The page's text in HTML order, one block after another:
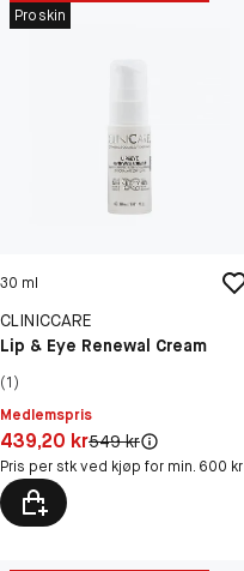
Proskin
30 ml
CLINICCARE
Lip & Eye Renewal Cream
(1)
Medlemspris
Pris: 439,20 kr
439,20 krOriginal pris:
549 kr
Pris per stk ved kjøp for min. 600 kr